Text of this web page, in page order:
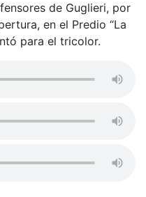
de Guglieri, por
en el Predio “La
para el tricolor.